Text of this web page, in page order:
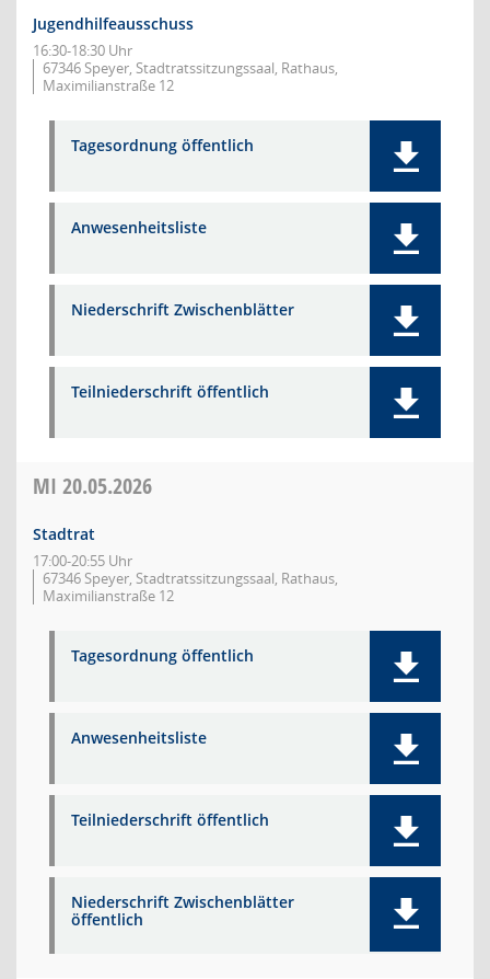
Jugendhilfeausschuss
16:30-18:30 Uhr
67346 Speyer, Stadtratssitzungssaal, Rathaus,
Maximilianstraße 12
Tagesordnung öffentlich
Anwesenheitsliste
Niederschrift Zwischenblätter
Teilniederschrift öffentlich
MI 20.05.2026
Stadtrat
17:00-20:55 Uhr
67346 Speyer, Stadtratssitzungssaal, Rathaus,
Maximilianstraße 12
Tagesordnung öffentlich
Anwesenheitsliste
Teilniederschrift öffentlich
Niederschrift Zwischenblätter
öffentlich